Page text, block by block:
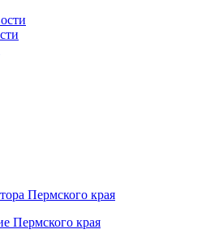
Пермского края
Пермского края